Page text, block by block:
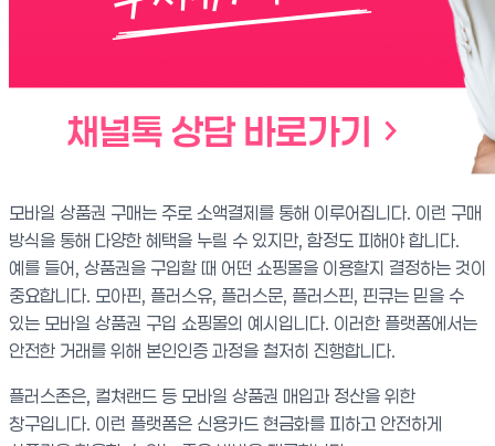
모바일 상품권 구매는 주로 소액결제를 통해 이루어집니다. 이런 구매
방식을 통해 다양한 혜택을 누릴 수 있지만, 함정도 피해야 합니다.
예를 들어, 상품권을 구입할 때 어떤 쇼핑몰을 이용할지 결정하는 것이
중요합니다. 모아핀, 플러스유, 플러스문, 플러스핀, 핀큐는 믿을 수
있는 모바일 상품권 구입 쇼핑몰의 예시입니다. 이러한 플랫폼에서는
안전한 거래를 위해 본인인증 과정을 철저히 진행합니다.
플러스존은, 컬쳐랜드 등 모바일 상품권 매입과 정산을 위한
창구입니다. 이런 플랫폼은 신용카드 현금화를 피하고 안전하게